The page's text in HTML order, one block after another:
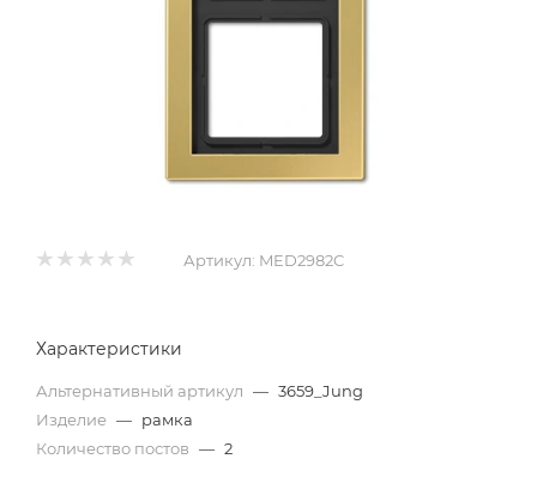
Артикул: MED2982C
Характеристики
Альтернативный артикул — 3659_Jung
Изделие — рамка
Количество постов — 2